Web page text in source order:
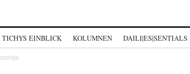
TICHYS EINBLICK KOLUMNEN DAILI|ES|SENTIALS